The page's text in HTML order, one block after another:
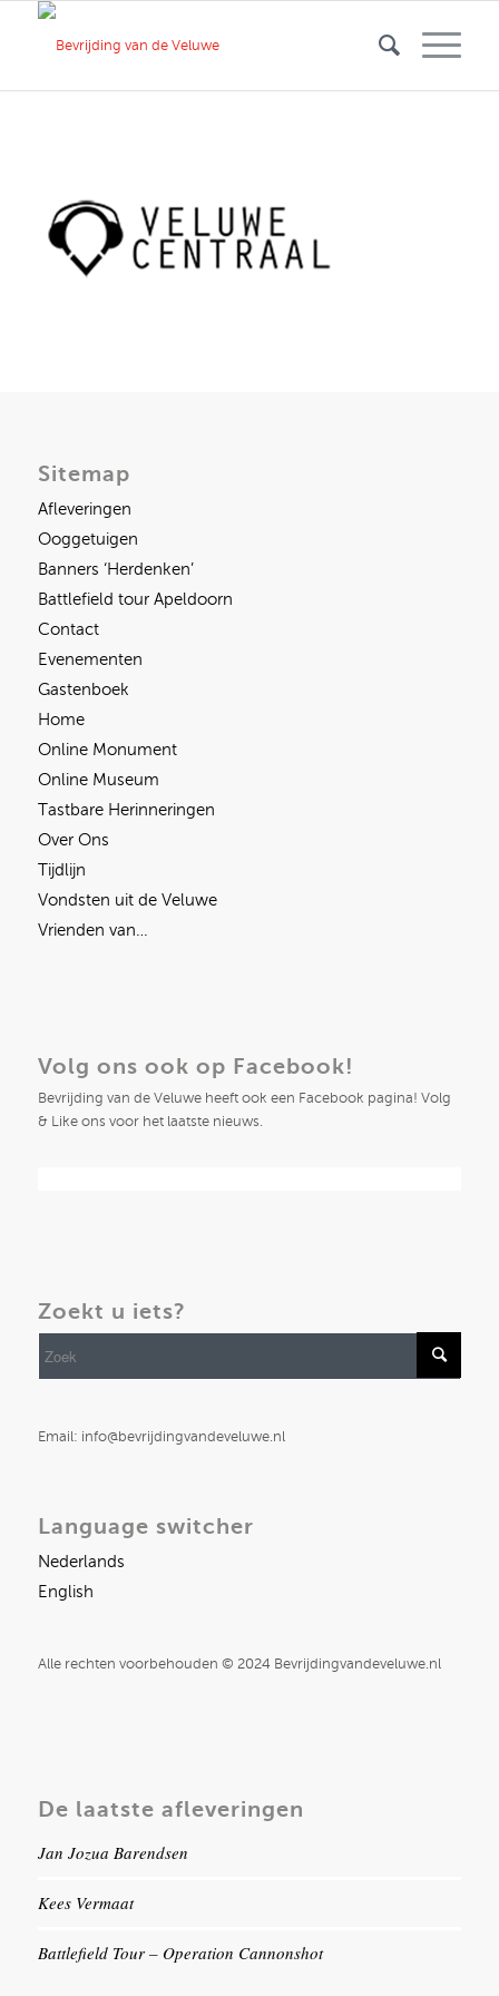
Sitemap
Afleveringen
Ooggetuigen
Banners ‘Herdenken’
Battlefield tour Apeldoorn
Contact
Evenementen
Gastenboek
Home
Online Monument
Online Museum
Tastbare Herinneringen
Over Ons
Tijdlijn
Vondsten uit de Veluwe
Vrienden van…
Volg ons ook op Facebook!
Bevrijding van de Veluwe heeft ook een Facebook pagina! Volg
& Like ons voor het laatste nieuws.
Zoekt u iets?
Email: info@bevrijdingvandeveluwe.nl
Language switcher
Nederlands
English
Alle rechten voorbehouden © 2024 Bevrijdingvandeveluwe.nl
De laatste afleveringen
Jan Jozua Barendsen
Kees Vermaat
Battlefield Tour – Operation Cannonshot